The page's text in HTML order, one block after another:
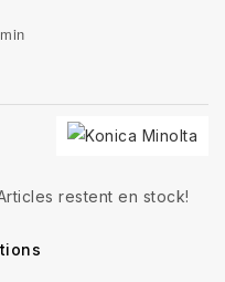
restent en stock!